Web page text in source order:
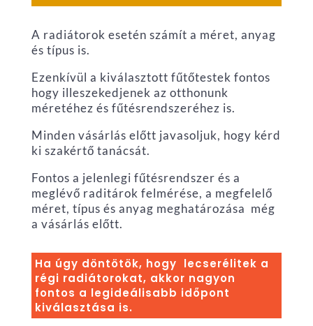
A radiátorok esetén számít a méret, anyag
és típus is.
Ezenkívül a kiválasztott fűtőtestek fontos
hogy illeszekedjenek az otthonunk
méretéhez és fűtésrendszeréhez is.
Minden vásárlás előtt javasoljuk, hogy kérd
ki szakértő tanácsát.
Fontos a jelenlegi fűtésrendszer és a
meglévő raditárok felmérése, a megfelelő
méret, típus és anyag meghatározása még
a vásárlás előtt.
Ha úgy döntötök, hogy lecserélitek a
régi radiátorokat, akkor nagyon
fontos a legideálisabb időpont
kiválasztása is.